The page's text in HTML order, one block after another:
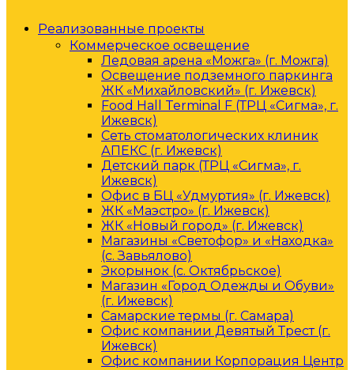
Реализованные проекты
Коммерческое освещение
Ледовая арена «Можга» (г. Можга)
Освещение подземного паркинга
ЖК «Михайловский» (г. Ижевск)
Food Hall Terminal F (ТРЦ «Сигма», г.
Ижевск)
Сеть стоматологических клиник
АПЕКС (г. Ижевск)
Детский парк (ТРЦ «Сигма», г.
Ижевск)
Офис в БЦ «Удмуртия» (г. Ижевск)
ЖК «Маэстро» (г. Ижевск)
ЖК «Новый город» (г. Ижевск)
Магазины «Светофор» и «Находка»
(с. Завьялово)
Экорынок (с. Октябрьское)
Магазин «Город Одежды и Обуви»
(г. Ижевск)
Самарские термы (г. Самара)
Офис компании Девятый Трест (г.
Ижевск)
Офис компании Корпорация Центр